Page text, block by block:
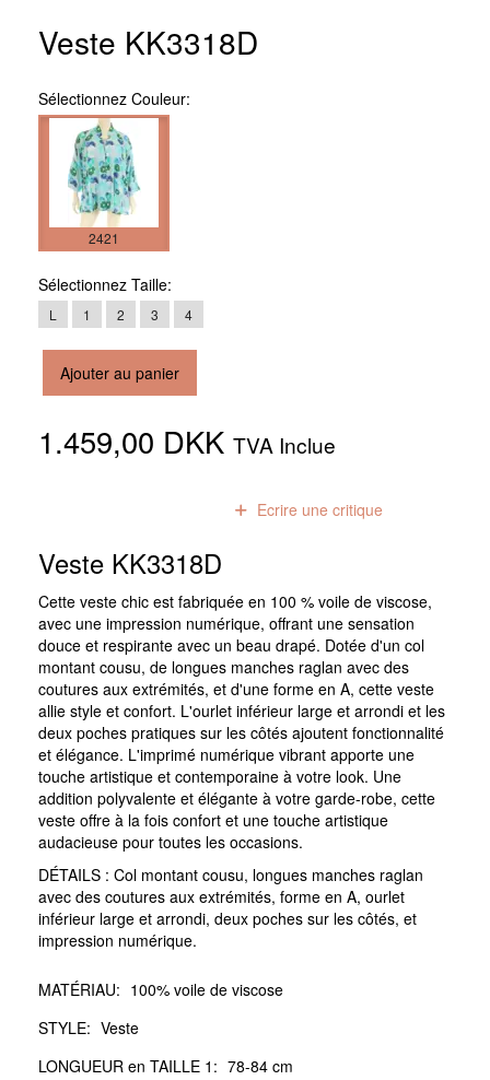
Veste KK3318D
Sélectionnez Couleur:
2421
Sélectionnez Taille:
L 1 2 3 4
Ajouter au panier
1.459,00 DKK TVA Inclue
Ecrire une critique
Veste KK3318D
Cette veste chic est fabriquée en 100 % voile de viscose,
avec une impression numérique, offrant une sensation
douce et respirante avec un beau drapé. Dotée d'un col
montant cousu, de longues manches raglan avec des
coutures aux extrémités, et d'une forme en A, cette veste
allie style et confort. L'ourlet inférieur large et arrondi et les
deux poches pratiques sur les côtés ajoutent fonctionnalité
et élégance. L'imprimé numérique vibrant apporte une
touche artistique et contemporaine à votre look. Une
addition polyvalente et élégante à votre garde-robe, cette
veste offre à la fois confort et une touche artistique
audacieuse pour toutes les occasions.
DÉTAILS : Col montant cousu, longues manches raglan
avec des coutures aux extrémités, forme en A, ourlet
inférieur large et arrondi, deux poches sur les côtés, et
impression numérique.
MATÉRIAU: 100% voile de viscose
STYLE: Veste
LONGUEUR en TAILLE 1: 78-84 cm